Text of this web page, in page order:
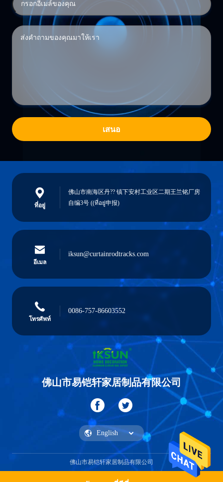
เสนอ
ที่อยู่
佛山市南海区丹?? 镇下安村工业区二期王兰铭厂房
自编3号 ((ที่อยู่申报)
อีเมล
iksun@curtainrodtracks.com
โทรศัพท์
0086-757-86603552
佛山市易铠轩家居制品有限公司
佛山市易铠轩家居制品有限公司